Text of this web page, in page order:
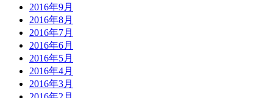
2016年9月
2016年8月
2016年7月
2016年6月
2016年5月
2016年4月
2016年3月